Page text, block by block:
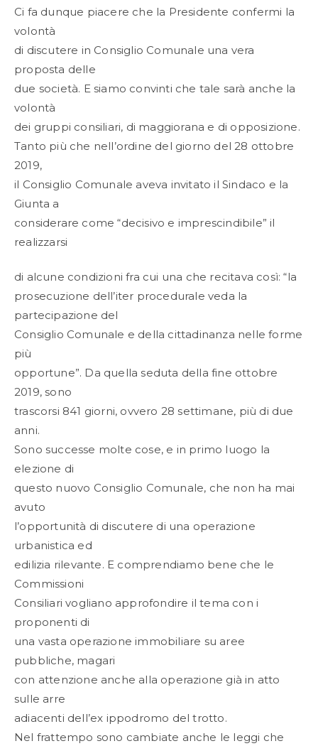
Ci fa dunque piacere che la Presidente confermi la
volontà
di discutere in Consiglio Comunale una vera
proposta delle
due società. E siamo convinti che tale sarà anche la
volontà
dei gruppi consiliari, di maggiorana e di opposizione.
Tanto più che nell’ordine del giorno del 28 ottobre
2019,
il Consiglio Comunale aveva invitato il Sindaco e la
Giunta a
considerare come “decisivo e imprescindibile” il
realizzarsi
di alcune condizioni fra cui una che recitava così: “la
prosecuzione dell’iter procedurale veda la
partecipazione del
Consiglio Comunale e della cittadinanza nelle forme
più
opportune”. Da quella seduta della fine ottobre
2019, sono
trascorsi 841 giorni, ovvero 28 settimane, più di due
anni.
Sono successe molte cose, e in primo luogo la
elezione di
questo nuovo Consiglio Comunale, che non ha mai
avuto
l’opportunità di discutere di una operazione
urbanistica ed
edilizia rilevante. E comprendiamo bene che le
Commissioni
Consiliari vogliano approfondire il tema con i
proponenti di
una vasta operazione immobiliare su aree
pubbliche, magari
con attenzione anche alla operazione già in atto
sulle arre
adiacenti dell’ex ippodromo del trotto.
Nel frattempo sono cambiate anche le leggi che